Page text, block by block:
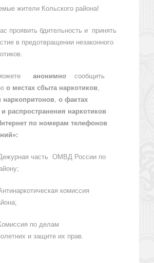
жители Кольского района!
проявить бдительность и принять
в предотвращении незаконного
анонимно сообщить
о местах сбыта наркотиков
наркопритонов о фактах
распространения наркотиков
по номерам телефонов
часть ОМВД России по
комиссия
по делам
и защите их прав.